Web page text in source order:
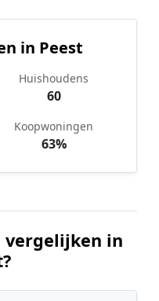
in Peest
Huishoudens
60
Koopwoningen
63%
vergelijken in